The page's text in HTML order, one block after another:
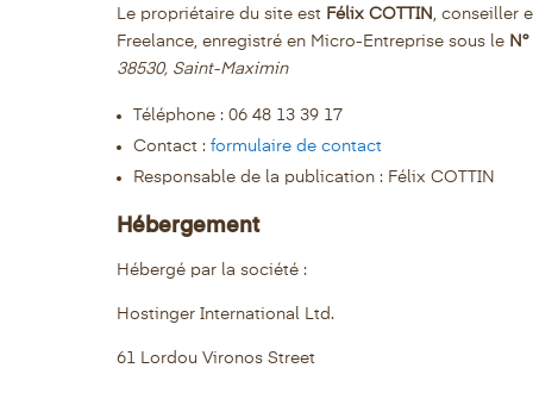
Le propriétaire du site est Félix COTTIN , conseiller
Freelance, enregistré en Micro-Entreprise sous le
38530, Saint-Maximin
Téléphone : 06 48 13 39 17
Contact : formulaire de contact
Responsable de la publication : Félix COTTIN
Hébergement
Hébergé par la société :
Hostinger International Ltd.
61 Lordou Vironos Street